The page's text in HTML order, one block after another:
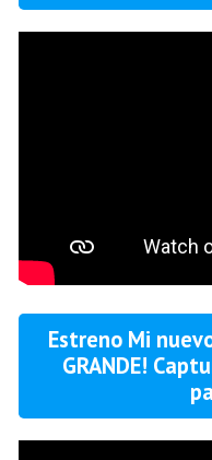
Estreno Mi
GRANDE!